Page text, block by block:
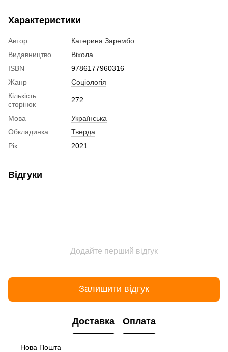
Характеристики
Автор
Катерина Зарембо
Видавництво
Віхола
ISBN
9786177960316
Жанр
Соціологія
Кількість
сторінок
272
Мова
Українська
Обкладинка
Тверда
Рік
2021
Відгуки
Додайте перший відгук
Залишити відгук
Доставка Оплата
Нова Пошта